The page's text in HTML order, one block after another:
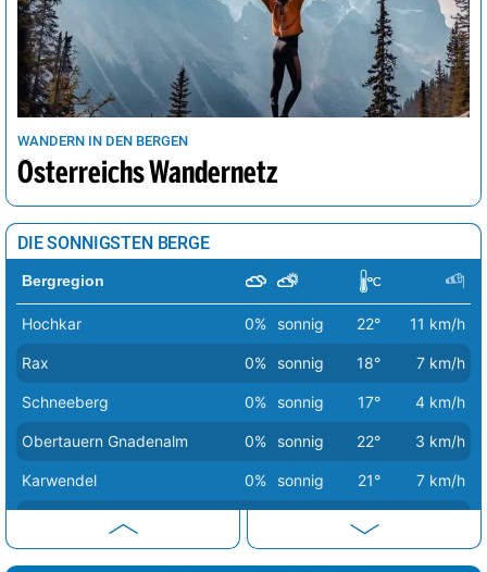
WANDERN IN DEN BERGEN
Österreichs Wandernetz
DIE SONNIGSTEN BERGE
Bergregion
Hochkar 0% sonnig 22° 11 km/h
Rax 0% sonnig 18° 7 km/h
Schneeberg 0% sonnig 17° 4 km/h
Obertauern Gnadenalm 0% sonnig 22° 3 km/h
Karwendel 0% sonnig 21° 7 km/h
Turracher Höhe 21°